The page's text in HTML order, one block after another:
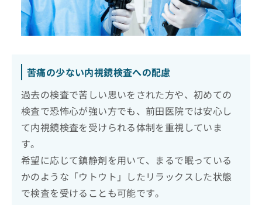
苦痛の少ない内視鏡検査への配慮
過去の検査で苦しい思いをされた方や、初めての
検査で恐怖心が強い方でも、前田医院では安心し
て内視鏡検査を受けられる体制を重視していま
す。
希望に応じて鎮静剤を用いて、まるで眠っている
かのような「ウトウト」したリラックスした状態
で検査を受けることも可能です。